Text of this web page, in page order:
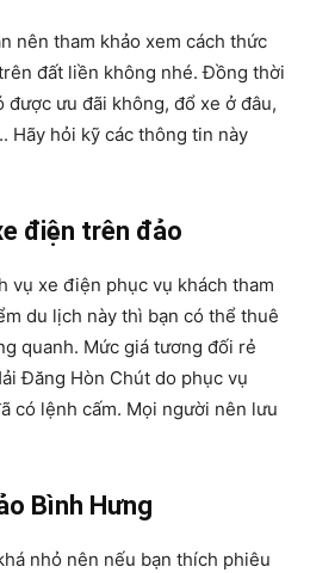
nên tham khảo xem cách thức
đất liền không nhé. Đồng thời
được ưu đãi không, đổ xe ở đâu,
Hãy hỏi kỹ các thông tin này
điện trên đảo
vụ xe điện phục vụ khách tham
du lịch này thì bạn có thể thuê
quanh. Mức giá tương đối rẻ
Đăng Hòn Chút do phục vụ
có lệnh cấm. Mọi người nên lưu
Bình Hưng
nhỏ nên nếu bạn thích phiêu